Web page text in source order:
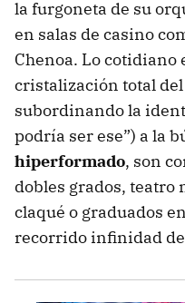
la furgoneta de su
en salas de casino
Chenoa. Lo cotidiano
cristalización total
subordinando la
podría ser ese”) a la
hiperformado, son
dobles grados, teatro
claqué o graduados
recorrido infinidad